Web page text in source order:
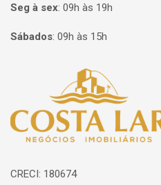
Seg à sex: 09h às 19h
Sábados: 09h às 15h
Página inicial
CRECI: 180674